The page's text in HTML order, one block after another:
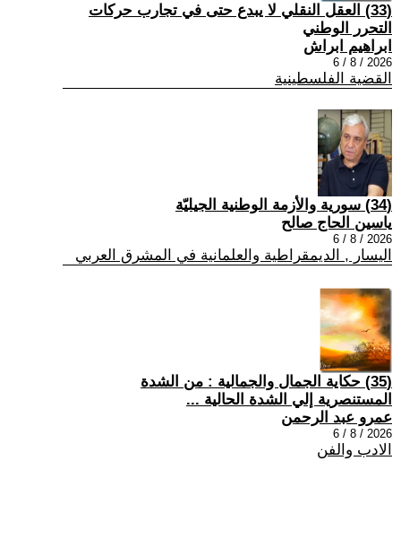
(33) العقل النقلي لا يبدع حتى في تجارب حركات
التحرر الوطني
ابراهيم ابراش
2026 / 8 / 6
القضية الفلسطينية
(34) سورية والأزمة الوطنية الجيليّة
ياسين الحاج صالح
2026 / 8 / 6
اليسار , الديمقراطية والعلمانية في المشرق العربي
(35) حكاية الجمال والجمالية : من الشدة
المستنصرية إلي الشدة الحالية ...
عمرو عبد الرحمن
2026 / 8 / 6
الادب والفن